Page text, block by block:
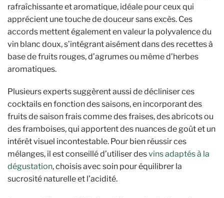
rafraîchissante et aromatique, idéale pour ceux qui
apprécient une touche de douceur sans excès. Ces
accords mettent également en valeur la polyvalence du
vin blanc doux, s’intégrant aisément dans des recettes à
base de fruits rouges, d’agrumes ou même d’herbes
aromatiques.
Plusieurs experts suggèrent aussi de décliniser ces
cocktails en fonction des saisons, en incorporant des
fruits de saison frais comme des fraises, des abricots ou
des framboises, qui apportent des nuances de goût et un
intérêt visuel incontestable. Pour bien réussir ces
mélanges, il est conseillé d’utiliser desvins adaptés à la
dégustation, choisis avec soin pour équilibrer la
sucrosité naturelle et l’acidité.